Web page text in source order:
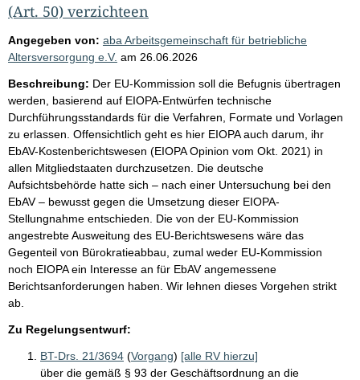
(Art. 50) verzichteen
Angegeben von: aba Arbeitsgemeinschaft für betriebliche
Altersversorgung e.V. am 26.06.2026
Beschreibung: Der EU-Kommission soll die Befugnis übertragen
werden, basierend auf EIOPA-Entwürfen technische
Durchführungsstandards für die Verfahren, Formate und Vorlagen
zu erlassen. Offensichtlich geht es hier EIOPA auch darum, ihr
EbAV-Kostenberichtswesen (EIOPA Opinion vom Okt. 2021) in
allen Mitgliedstaaten durchzusetzen. Die deutsche
Aufsichtsbehörde hatte sich – nach einer Untersuchung bei den
EbAV – bewusst gegen die Umsetzung dieser EIOPA-
Stellungnahme entschieden. Die von der EU-Kommission
angestrebte Ausweitung des EU-Berichtswesens wäre das
Gegenteil von Bürokratieabbau, zumal weder EU-Kommission
noch EIOPA ein Interesse an für EbAV angemessene
Berichtsanforderungen haben. Wir lehnen dieses Vorgehen strikt
ab.
Zu Regelungsentwurf:
BT-Drs. 21/3694 (Vorgang) [alle RV hierzu]
über die gemäß § 93 der Geschäftsordnung an die